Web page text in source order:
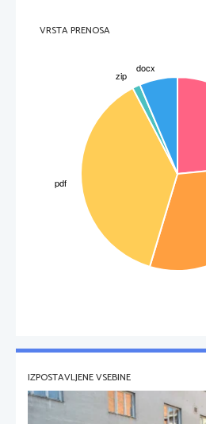
VRSTA PRENOSA
IZPOSTAVLJENE VSEBINE